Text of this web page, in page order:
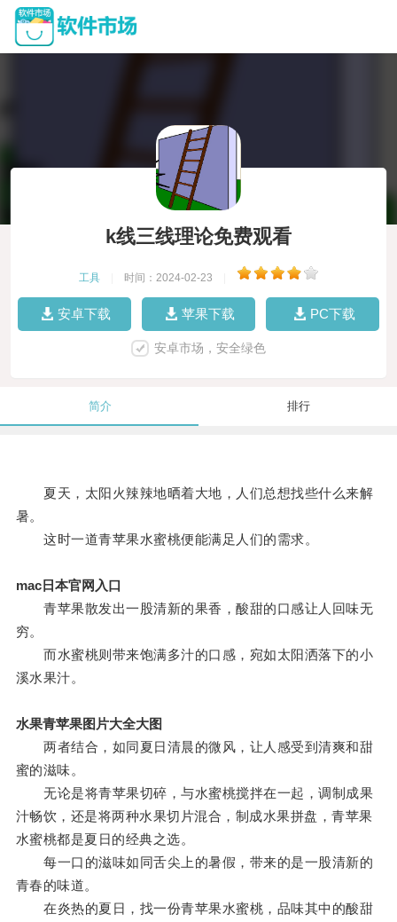
k线三线理论免费观看
工具 时间：2024-02-23
安卓下载 苹果下载 PC下载
安卓市场，安全绿色
简介 排行
夏天，太阳火辣辣地晒着大地，人们总想找些什么来解
暑。
这时一道青苹果水蜜桃便能满足人们的需求。
mac日本官网入口
青苹果散发出一股清新的果香，酸甜的口感让人回味无
穷。
而水蜜桃则带来饱满多汁的口感，宛如太阳洒落下的小
溪水果汁。
水果青苹果图片大全大图
两者结合，如同夏日清晨的微风，让人感受到清爽和甜
蜜的滋味。
无论是将青苹果切碎，与水蜜桃搅拌在一起，调制成果
汁畅饮，还是将两种水果切片混合，制成水果拼盘，青苹果
水蜜桃都是夏日的经典之选。
每一口的滋味如同舌尖上的暑假，带来的是一股清新的
青春的味道。
在炎热的夏日，找一份青苹果水蜜桃，品味其中的酸甜